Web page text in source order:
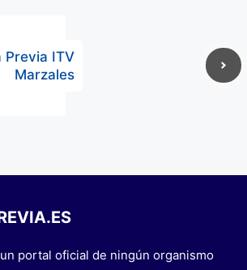
Previa ITV
Marzales
portal oficial de ningún organismo